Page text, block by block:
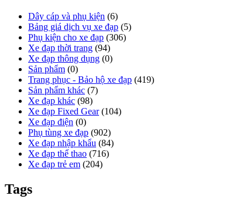
Dây cáp và phụ kiện (6)
Bảng giá dịch vụ xe đạp (5)
Phụ kiện cho xe đạp (306)
Xe đạp thời trang (94)
Xe đạp thông dụng (0)
Sản phẩm (0)
Trang phục - Bảo hộ xe đạp (419)
Sản phẩm khác (7)
Xe đạp khác (98)
Xe đạp Fixed Gear (104)
Xe đạp điện (0)
Phụ tùng xe đạp (902)
Xe đạp nhập khẩu (84)
Xe đạp thể thao (716)
Xe đạp trẻ em (204)
Tags